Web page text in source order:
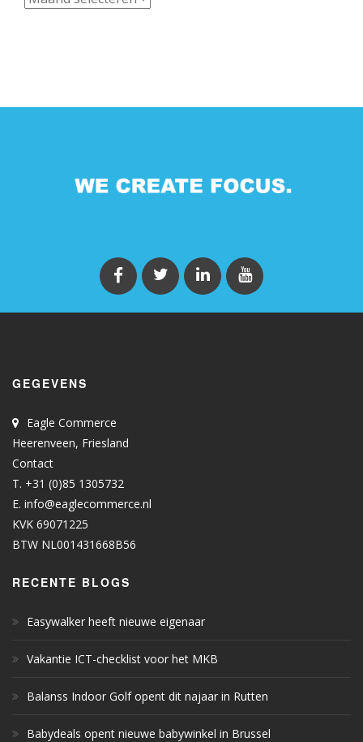
GEGEVENS
Eagle Commerce
Heerenveen, Friesland
Contact
T. +31 (0)85 1305732
E. info@eaglecommerce.nl
KVK 69071225
BTW NL001431668B56
RECENTE BLOGS
Easywalker heeft nieuwe eigenaar
Vakantie ICT-checklist voor het MKB
Balanss Indoor Golf opent dit najaar in Rutten
Babydeals opent nieuwe babywinkel in Brussel